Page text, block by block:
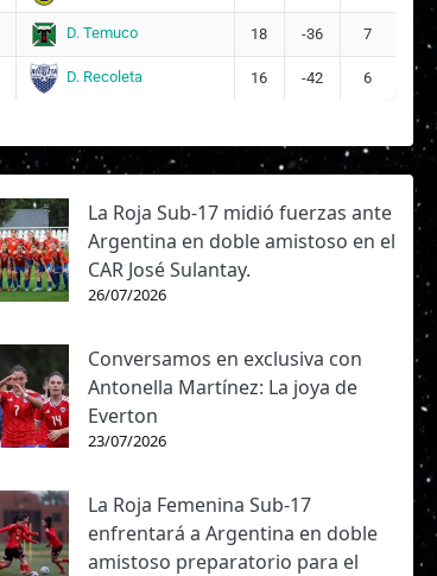
D. Temuco 18 -36 7
D. Recoleta 16 -42 6
La Roja Sub-17 midió fuerzas ante
Argentina en doble amistoso en el
CAR José Sulantay.
26/07/2026
Conversamos en exclusiva con
Antonella Martínez: La joya de
Everton
23/07/2026
La Roja Femenina Sub-17
enfrentará a Argentina en doble
amistoso preparatorio para el